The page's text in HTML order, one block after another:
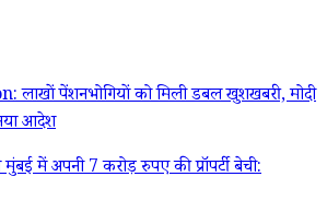
पेंशनभोगियों को मिली डबल खुशखबरी, मोदी
आदेश
में अपनी 7 करोड़ रुपए की प्रॉपर्टी बेची: